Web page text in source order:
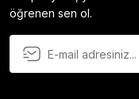
öğrenen sen ol.